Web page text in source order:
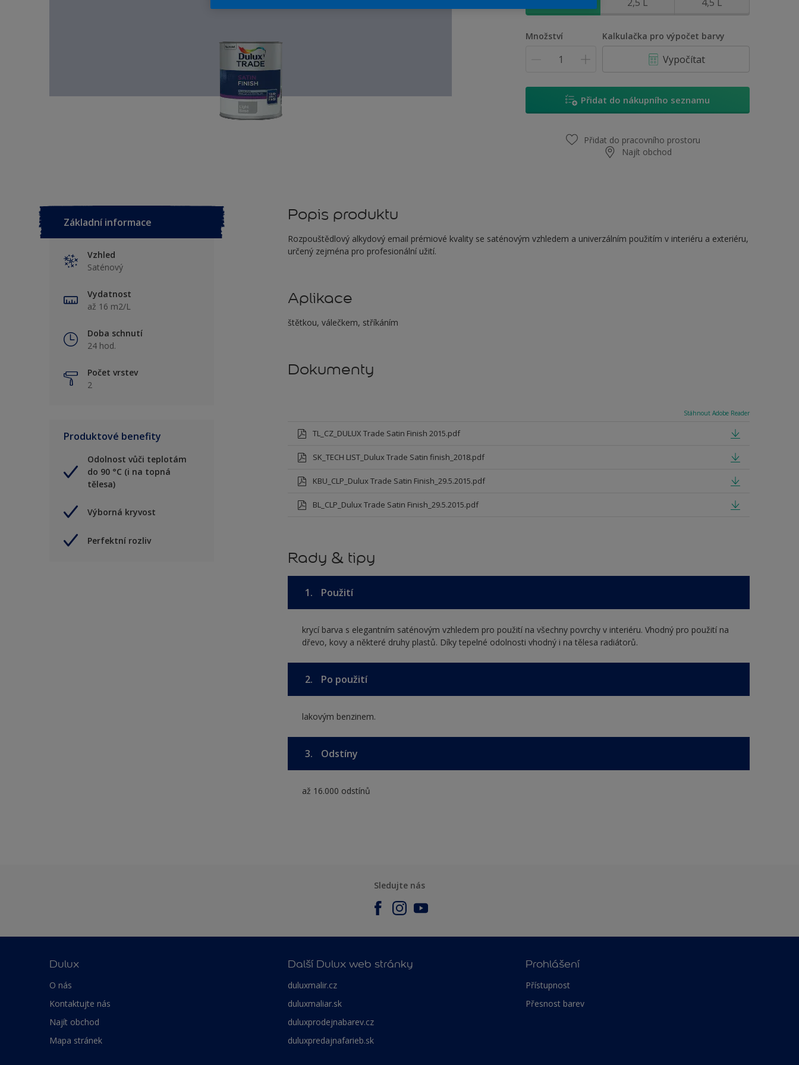
Množství Kalkulačka pro výpočet barvy
Vypočítat
Přidat do nákupního seznamu
Přidat do pracovního prostoru
Najít obchod
Základní informace
Vzhled
Saténový
Vydatnost
až 16 m2/L
Doba schnutí
24 hod.
Počet vrstev
2
Produktové benefity
Odolnost vůči teplotám
do 90 °C (i na topná
tělesa)
Výborná kryvost
Perfektní rozliv
Popis produktu
Rozpouštědlový alkydový email prémiové kvality se saténovým vzhledem a univerzálním použitím v interiéru a exteriéru,
určený zejména pro profesionální užití.
Aplikace
štětkou, válečkem, stříkáním
Dokumenty
Stáhnout Adobe Reader
TL_CZ_DULUX Trade Satin Finish 2015.pdf
SK_TECH LIST_Dulux Trade Satin finish_2018.pdf
KBU_CLP_Dulux Trade Satin Finish_29.5.2015.pdf
BL_CLP_Dulux Trade Satin Finish_29.5.2015.pdf
Rady & tipy
1. Použití
krycí barva s elegantním saténovým vzhledem pro použití na všechny povrchy v interiéru. Vhodný pro použití na
dřevo, kovy a některé druhy plastů. Díky tepelné odolnosti vhodný i na tělesa radiátorů.
2. Po použití
lakovým benzinem.
3. Odstíny
až 16.000 odstínů
Sledujte nás
Dulux
O nás
Kontaktujte nás
Najít obchod
Mapa stránek
Další Dulux web stránky
duluxmalir.cz
duluxmaliar.sk
duluxprodejnabarev.cz
duluxpredajnafarieb.sk
Prohlášení
Přístupnost
Přesnost barev